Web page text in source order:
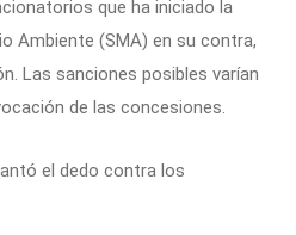
que ha iniciado la
Ambiente (SMA) en su contra,
Las sanciones posibles varían
de las concesiones.
el dedo contra los